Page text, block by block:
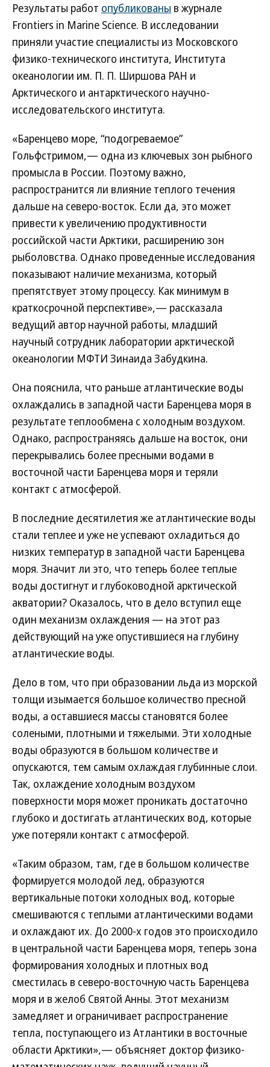
Результаты работ опубликованы в журнале
Frontiers in Marine Science. В исследовании
приняли участие специалисты из Московского
физико-технического института, Института
океанологии им. П. П. Ширшова РАН и
Арктического и антарктического научно-
исследовательского института.
«Баренцево море, “подогреваемое”
Гольфстримом,— одна из ключевых зон рыбного
промысла в России. Поэтому важно,
распространится ли влияние теплого течения
дальше на северо-восток. Если да, это может
привести к увеличению продуктивности
российской части Арктики, расширению зон
рыболовства. Однако проведенные исследования
показывают наличие механизма, который
препятствует этому процессу. Как минимум в
краткосрочной перспективе»,— рассказала
ведущий автор научной работы, младший
научный сотрудник лаборатории арктической
океанологии МФТИ Зинаида Забудкина.
Она пояснила, что раньше атлантические воды
охлаждались в западной части Баренцева моря в
результате теплообмена с холодным воздухом.
Однако, распространяясь дальше на восток, они
перекрывались более пресными водами в
восточной части Баренцева моря и теряли
контакт с атмосферой.
В последние десятилетия же атлантические воды
стали теплее и уже не успевают охладиться до
низких температур в западной части Баренцева
моря. Значит ли это, что теперь более теплые
воды достигнут и глубоководной арктической
акватории? Оказалось, что в дело вступил еще
один механизм охлаждения — на этот раз
действующий на уже опустившиеся на глубину
атлантические воды.
Дело в том, что при образовании льда из морской
толщи изымается большое количество пресной
воды, а оставшиеся массы становятся более
солеными, плотными и тяжелыми. Эти холодные
воды образуются в большом количестве и
опускаются, тем самым охлаждая глубинные слои.
Так, охлаждение холодным воздухом
поверхности моря может проникать достаточно
глубоко и достигать атлантических вод, которые
уже потеряли контакт с атмосферой.
«Таким образом, там, где в большом количестве
формируется молодой лед, образуются
вертикальные потоки холодных вод, которые
смешиваются с теплыми атлантическими водами
и охлаждают их. До 2000-х годов это происходило
в центральной части Баренцева моря, теперь зона
формирования холодных и плотных вод
сместилась в северо-восточную часть Баренцева
моря и в желоб Святой Анны. Этот механизм
замедляет и ограничивает распространение
тепла, поступающего из Атлантики в восточные
области Арктики»,— объясняет доктор физико-